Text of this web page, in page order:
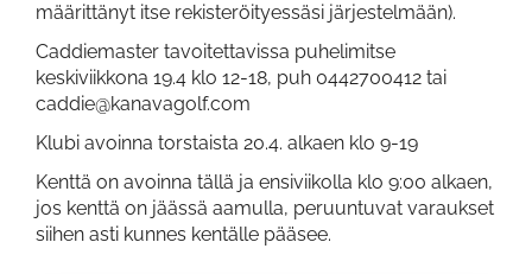
määrittänyt itse rekisteröityessäsi järjestelmään).
Caddiemaster tavoitettavissa puhelimitse
keskiviikkona 19.4 klo 12-18, puh 0442700412 tai
caddie@kanavagolf.com
Klubi avoinna torstaista 20.4. alkaen klo 9-19
Kenttä on avoinna tällä ja ensiviikolla klo 9:00 alkaen,
jos kenttä on jäässä aamulla, peruuntuvat varaukset
siihen asti kunnes kentälle pääsee.